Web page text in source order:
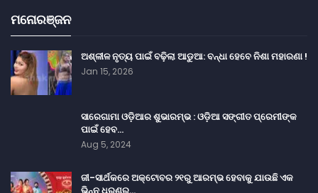
ମନୋରଞ୍ଜନ
ଅଶ୍ଳୀଳ ନୃତ୍ୟ ପାଇଁ ବଢ଼ିଲା ଆଡୁଆ: ବନ୍ଧା ହେବେ ନିଶା ମହାରଣା !
Jan 15, 2026
ସାରେଗାମା ଓଡ଼ିଆର ଶୁଭାରମ୍ଭ : ଓଡ଼ିଆ ସଙ୍ଗୀତ ପ୍ରେମୀଙ୍କ
ପାଇଁ ହେବ…
Aug 5, 2024
ଜୀ-ସାର୍ଥକରେ ଅକ୍ଟୋବର ୨୧ରୁ ଆରମ୍ଭ ହେବାକୁ ଯାଉଛି ଏକ